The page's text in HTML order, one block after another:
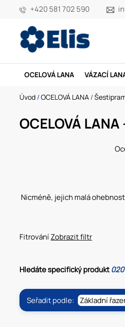
+420 581 702 590
OCELOVÁ LANA VÁZACÍ
Úvod /OCELOVÁ LANA /
OCELOVÁ
Nicméně, jejich malá
FitrováníZobrazit filtr
Hledáte specifický produkt
Seřadit podle: